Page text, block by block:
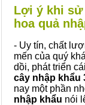
Lợi ý khi sử
hoa quả
- Uy tín, chất
mến của quý
dồi, phát triển
cây nhập khẩu
nay một phần
nhập khẩu nói